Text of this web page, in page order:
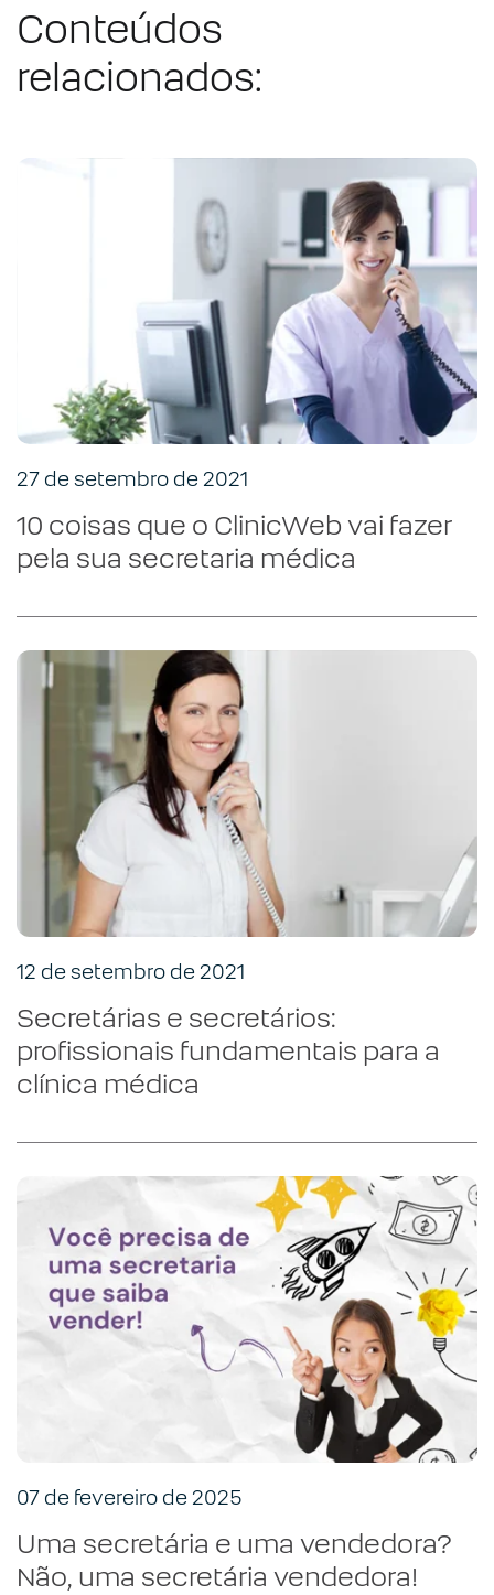
Conteúdos
relacionados:
27 de setembro de 2021
10 coisas que o ClinicWeb vai fazer
pela sua secretaria médica
12 de setembro de 2021
Secretárias e secretários:
profissionais fundamentais para a
clínica médica
07 de fevereiro de 2025
Uma secretária e uma vendedora?
Não, uma secretária vendedora!